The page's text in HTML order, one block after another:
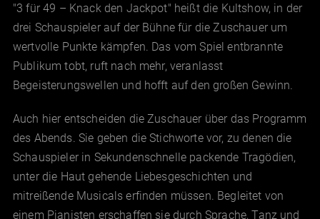
"3 für 49 – Knack den Jackpot" heißt die Kultshow, in der
drei Schauspieler auf der Bühne für die Zuschauer um
wertvolle Punkte kämpfen. Das vom Spiel entbrannte
Publikum tobt, ruft nach mehr, veranlasst
Begeisterungswellen und hofft auf den großen Gewinn.
Auch hier entscheiden die Zuschauer über das Programm
des Abends. Sie geben die Stichworte vor, zu denen die
Schauspieler in Sekundenschnelle packende Tragödien,
unter die Haut gehende Liebesgeschichten und
mitreißende Musicals erfinden müssen. Begleitet von
einem Pianisten erschaffen sie durch Sprache, Tanz und